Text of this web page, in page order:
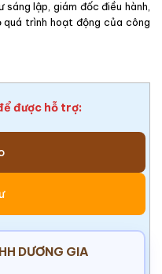
lập, giám đốc điều hành,
quá trình hoạt động của công
được hỗ trợ:
DƯƠNG GIA